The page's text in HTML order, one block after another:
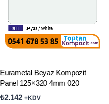
Eurametal Beyaz Kompozit
Panel 125×320 4mm 020
₺2.142 +KDV